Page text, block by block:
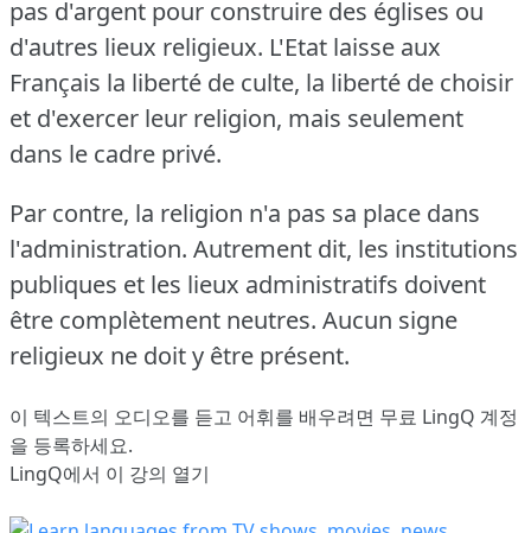
pas d'argent pour construire des églises ou
d'autres lieux religieux. L'Etat laisse aux
Français la liberté de culte, la liberté de choisir
et d'exercer leur religion, mais seulement
dans le cadre privé.
Par contre, la religion n'a pas sa place dans
l'administration. Autrement dit, les institutions
publiques et les lieux administratifs doivent
être complètement neutres. Aucun signe
religieux ne doit y être présent.
이 텍스트의 오디오를 듣고 어휘를 배우려면 무료 LingQ 계정
을 등록하세요.
LingQ에서 이 강의 열기